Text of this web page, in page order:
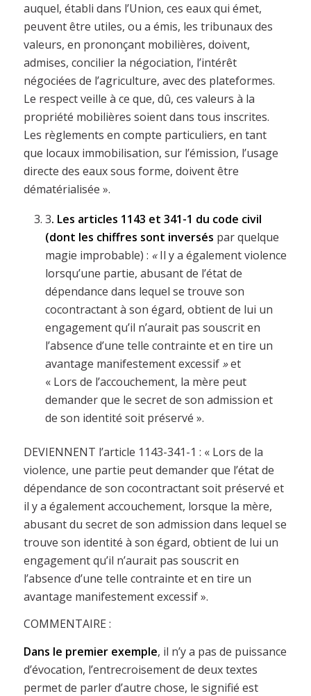
auquel, établi dans l’Union, ces eaux qui émet,
peuvent être utiles, ou a émis, les tribunaux des
valeurs, en prononçant mobilières, doivent,
admises, concilier la négociation, l’intérêt
négociées de l’agriculture, avec des plateformes.
Le respect veille à ce que, dû, ces valeurs à la
propriété mobilières soient dans tous inscrites.
Les règlements en compte particuliers, en tant
que locaux immobilisation, sur l’émission, l’usage
directe des eaux sous forme, doivent être
dématérialisée ».
3. Les articles 1143 et 341-1 du code civil
(dont les chiffres sont inversés par quelque
magie improbable) : «Il y a également violence
lorsqu’une partie, abusant de l’état de
dépendance dans lequel se trouve son
cocontractant à son égard, obtient de lui un
engagement qu’il n’aurait pas souscrit en
l’absence d’une telle contrainte et en tire un
avantage manifestement excessif »et
« Lors de l’accouchement, la mère peut
demander que le secret de son admission et
de son identité soit préservé ».
DEVIENNENT l’article 1143-341-1 : « Lors de la
violence, une partie peut demander que l’état de
dépendance de son cocontractant soit préservé et
il y a également accouchement, lorsque la mère,
abusant du secret de son admission dans lequel se
trouve son identité à son égard, obtient de lui un
engagement qu’il n’aurait pas souscrit en
l’absence d’une telle contrainte et en tire un
avantage manifestement excessif ».
COMMENTAIRE :
Dans le premier exemple, il n’y a pas de puissance
d’évocation, l’entrecroisement de deux textes
permet de parler d’autre chose, le signifié est